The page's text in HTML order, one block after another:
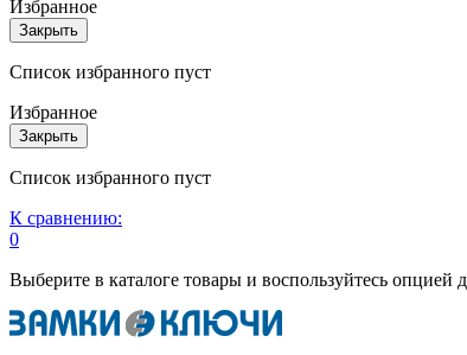
Избранное
Закрыть
Список избранного пуст
Избранное
Закрыть
Список избранного пуст
К сравнению:
0
Выберите в каталоге товары и воспользуйтесь опцией